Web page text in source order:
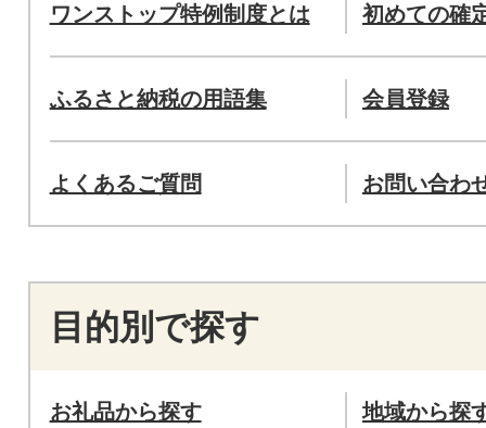
ワンストップ特例制度とは 初めての確
ふるさと納税の用語集 会員登録
よくあるご質問 お問い合わ
目的別で探す
お礼品から探す 地域から探